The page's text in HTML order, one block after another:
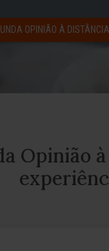
OPINIÃO À DISTÂNCIA
Opinião